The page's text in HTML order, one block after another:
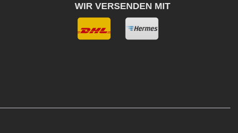
WIR VERSENDEN MIT